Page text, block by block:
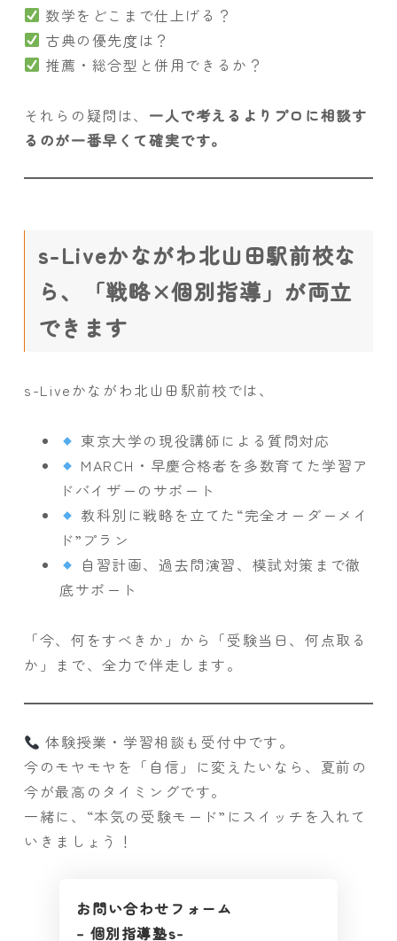
数学をどこまで仕上げる？
古典の優先度は？
推薦・総合型と併用できるか？
それらの疑問は、 一人で考えるよりプロに相談す
るのが一番早くて確実です。
s-Liveかながわ北山田駅前校な
ら、「戦略×個別指導」が両立
できます
s-Liveかながわ北山田駅前校では、
東京大学の現役講師による質問対応
MARCH・早慶合格者を多数育てた学習ア
ドバイザーのサポート
教科別に戦略を立てた“完全オーダーメイ
ド”プラン
自習計画、過去問演習、模試対策まで徹
底サポート
「今、何をすべきか」から「受験当日、何点取る
か」まで、全力で伴走します。
体験授業・学習相談も受付中です。
今のモヤモヤを「自信」に変えたいなら、夏前の
今が最高のタイミングです。
一緒に、“本気の受験モード”にスイッチを入れて
いきましょう！
お問い合わせフォーム
– 個別指導塾s-